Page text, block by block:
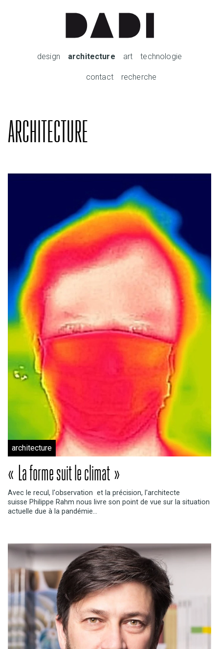
design architecture art technologie
contact recherche
ARCHITECTURE
architecture
« La forme suit le climat »
Avec le recul, l'observation et la précision, l'architecte
suisse Philippe Rahm nous livre son point de vue sur la situation
actuelle due à la pandémie...